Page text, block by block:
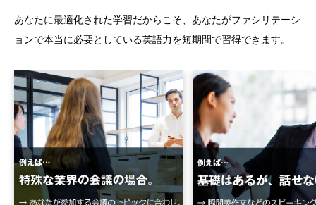
あなたに最適化された学習だからこそ、あなたがファシリテーシ
ョンで本当に必要としている英語力を短期間で習得できます。